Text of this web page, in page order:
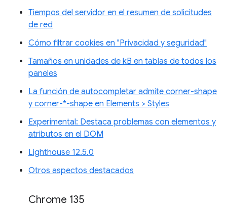
Tiempos del servidor en el resumen de solicitudes
de red
Cómo filtrar cookies en "Privacidad y seguridad"
Tamaños en unidades de kB en tablas de todos los
paneles
La función de autocompletar admite corner-shape
y corner-*-shape en Elements > Styles
Experimental: Destaca problemas con elementos y
atributos en el DOM
Lighthouse 12.5.0
Otros aspectos destacados
Chrome 135